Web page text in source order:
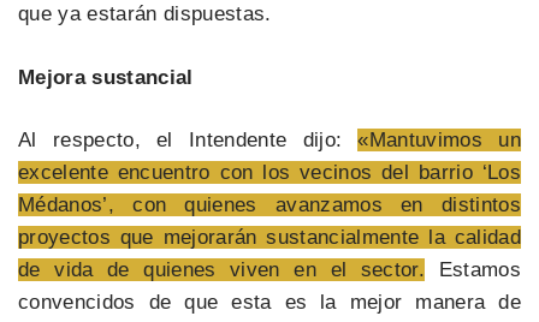
que ya estarán dispuestas.
Mejora sustancial
Al respecto, el Intendente dijo:«Mantuvimos un
excelente encuentro con los vecinos del barrio ‘Los
Médanos’, con quienes avanzamos en distintos
proyectos que mejorarán sustancialmente la calidad
de vida de quienes viven en el sector. Estamos
convencidos de que esta es la mejor manera de